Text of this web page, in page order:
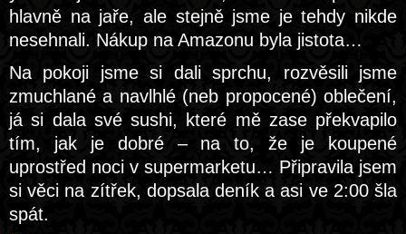
hlavně na jaře, ale stejně jsme je tehdy nikde
nesehnali. Nákup na Amazonu byla jistota…
Na pokoji jsme si dali sprchu, rozvěsili jsme
zmuchlané a navlhlé (neb propocené) oblečení,
já si dala své sushi, které mě zase překvapilo
tím, jak je dobré – na to, že je koupené
uprostřed noci v supermarketu… Připravila jsem
si věci na zítřek, dopsala deník a asi ve 2:00 šla
spát.